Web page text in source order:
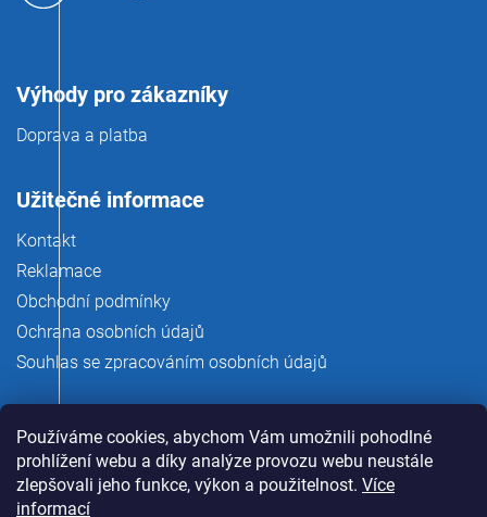
Používáme cookies, abychom Vám umožnili pohodlné
prohlížení webu a díky analýze provozu webu neustále
zlepšovali jeho funkce, výkon a použitelnost. Více
informací
Výhody pro zákazníky
Doprava a platba
Užitečné informace
Kontakt
Reklamace
Obchodní podmínky
Ochrana osobních údajů
Souhlas se zpracováním osobních údajů